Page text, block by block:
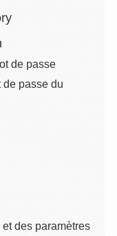
de passe
passe du
des paramètres